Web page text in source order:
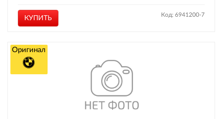
КУПИТЬ Код: 6941200-7
Оригинал